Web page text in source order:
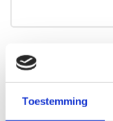
Toestemming
Beschrijving
Een kinderkoffer